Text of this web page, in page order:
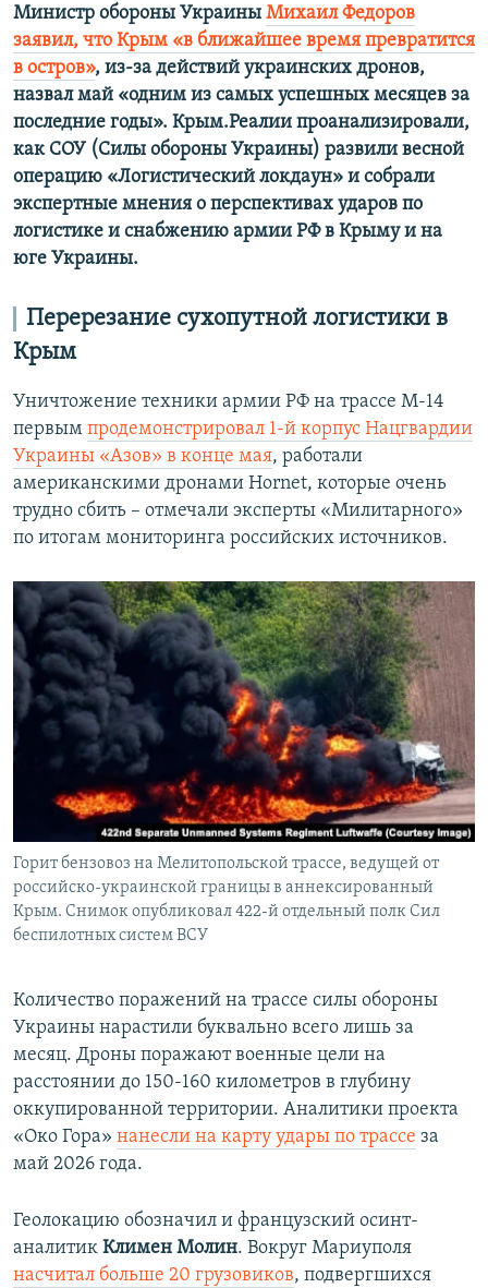
Министр обороны Украины Михаил Федоров
заявил, что Крым «в ближайшее время превратится
в остров», из-за действий украинских дронов,
назвал май «одним из самых успешных месяцев за
последние годы». Крым.Реалии проанализировали,
как СОУ (Силы обороны Украины) развили весной
операцию «Логистический локдаун» и собрали
экспертные мнения о перспективах ударов по
логистике и снабжению армии РФ в Крыму и на
юге Украины.
Перерезание сухопутной логистики в
Крым
Уничтожение техники армии РФ на трассе М-14
первым продемонстрировал 1-й корпус Нацгвардии
Украины «Азов» в конце мая, работали
американскими дронами Hornet, которые очень
трудно сбить – отмечали эксперты «Милитарного»
по итогам мониторинга российских источников.
Горит бензовоз на Мелитопольской трассе, ведущей от
российско-украинской границы в аннексированный
Крым. Снимок опубликовал 422-й отдельный полк Сил
беспилотных систем ВСУ
Количество поражений на трассе силы обороны
Украины нарастили буквально всего лишь за
месяц. Дроны поражают военные цели на
расстоянии до 150-160 километров в глубину
оккупированной территории. Аналитики проекта
«Око Гора» нанесли на карту удары по трассе за
май 2026 года.
Геолокацию обозначил и французский осинт-
аналитик Климен Молин. Вокруг Мариуполя
насчитал больше 20 грузовиков, подвергшихся